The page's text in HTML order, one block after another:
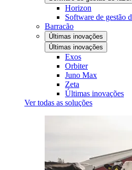
Horizon
Software de gestão
Barracão
Últimas inovações
Últimas inovações
Exos
Orbiter
Juno Max
Zeta
Últimas inovações
Ver todas as soluções